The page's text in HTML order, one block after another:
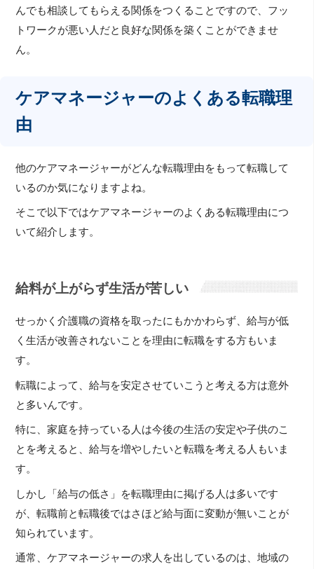
んでも相談してもらえる関係をつくることですので、フッ
トワークが悪い人だと良好な関係を築くことができませ
ん。
ケアマネージャーのよくある転職理
由
他のケアマネージャーがどんな転職理由をもって転職して
いるのか気になりますよね。
そこで以下ではケアマネージャーのよくある転職理由につ
いて紹介します。
給料が上がらず生活が苦しい
せっかく介護職の資格を取ったにもかかわらず、給与が低
く生活が改善されないことを理由に転職をする方もいま
す。
転職によって、給与を安定させていこうと考える方は意外
と多いんです。
特に、家庭を持っている人は今後の生活の安定や子供のこ
とを考えると、給与を増やしたいと転職を考える人もいま
す。
しかし「給与の低さ」を転職理由に掲げる人は多いです
が、転職前と転職後ではさほど給与面に変動が無いことが
知られています。
通常、ケアマネージャーの求人を出しているのは、地域の